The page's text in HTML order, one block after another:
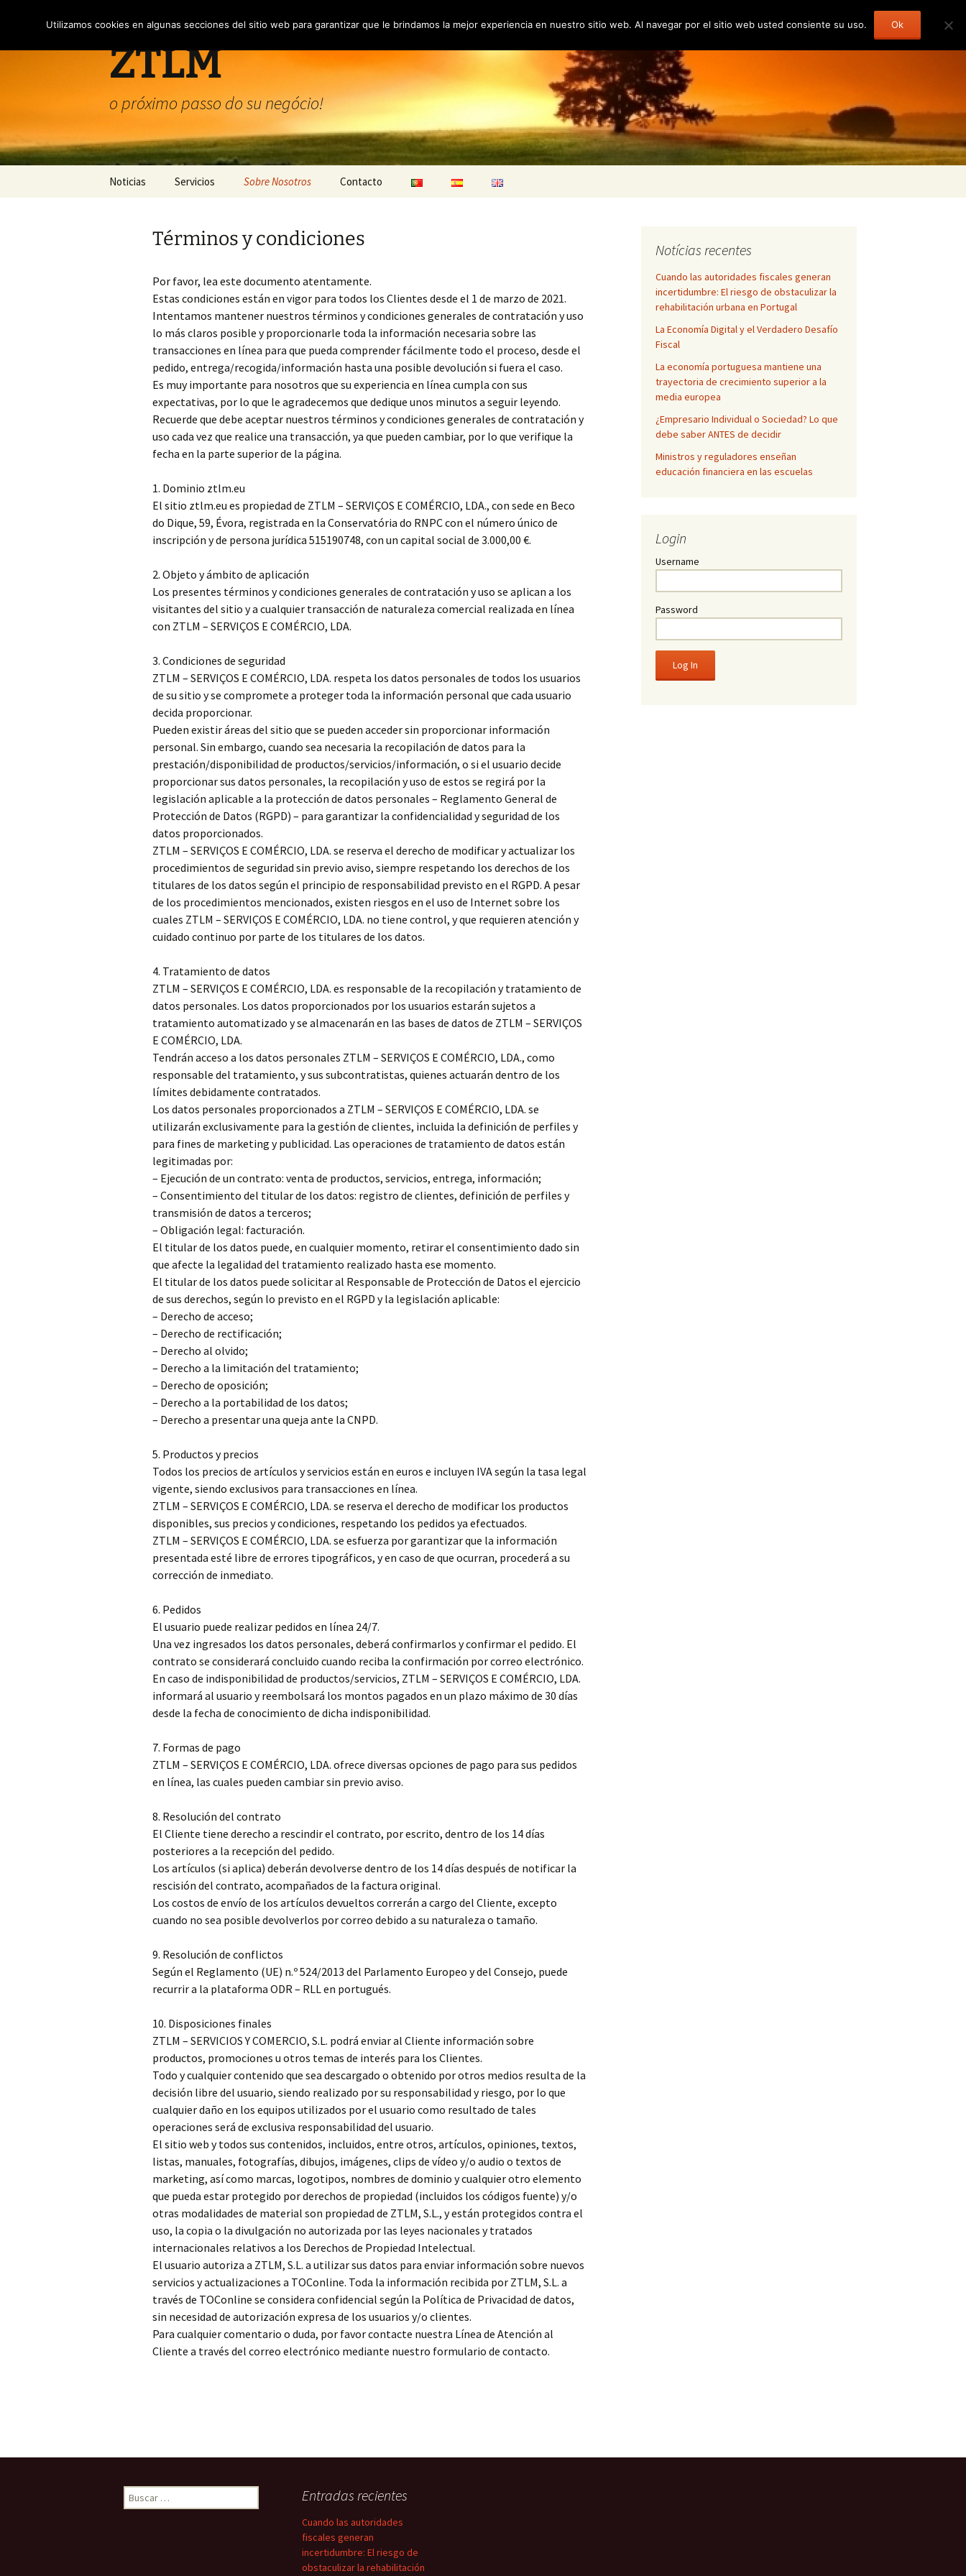
ZTLM
o próximo passo do su negócio!
Noticias Servicios Sobre Nosotros
Política de Privacidad
Uso de cookies
Contacto
Términos y condiciones
Por favor, lea este documento atentamente.
Estas condiciones están en vigor para todos los Clientes desde el 1 de marzo de 2021.
Intentamos mantener nuestros términos y condiciones generales de contratación y uso
lo más claros posible y proporcionarle toda la información necesaria sobre las
transacciones en línea para que pueda comprender fácilmente todo el proceso, desde el
pedido, entrega/recogida/información hasta una posible devolución si fuera el caso.
Es muy importante para nosotros que su experiencia en línea cumpla con sus
expectativas, por lo que le agradecemos que dedique unos minutos a seguir leyendo.
Recuerde que debe aceptar nuestros términos y condiciones generales de contratación y
uso cada vez que realice una transacción, ya que pueden cambiar, por lo que verifique la
fecha en la parte superior de la página.
1. Dominio ztlm.eu
El sitio ztlm.eu es propiedad de ZTLM – SERVIÇOS E COMÉRCIO, LDA., con sede en Beco
do Dique, 59, Évora, registrada en la Conservatória do RNPC con el número único de
inscripción y de persona jurídica 515190748, con un capital social de 3.000,00 €.
2. Objeto y ámbito de aplicación
Los presentes términos y condiciones generales de contratación y uso se aplican a los
visitantes del sitio y a cualquier transacción de naturaleza comercial realizada en línea
con ZTLM – SERVIÇOS E COMÉRCIO, LDA.
3. Condiciones de seguridad
ZTLM – SERVIÇOS E COMÉRCIO, LDA. respeta los datos personales de todos los usuarios
de su sitio y se compromete a proteger toda la información personal que cada usuario
decida proporcionar.
Pueden existir áreas del sitio que se pueden acceder sin proporcionar información
personal. Sin embargo, cuando sea necesaria la recopilación de datos para la
prestación/disponibilidad de productos/servicios/información, o si el usuario decide
proporcionar sus datos personales, la recopilación y uso de estos se regirá por la
legislación aplicable a la protección de datos personales – Reglamento General de
Protección de Datos (RGPD) – para garantizar la confidencialidad y seguridad de los
datos proporcionados.
ZTLM – SERVIÇOS E COMÉRCIO, LDA. se reserva el derecho de modificar y actualizar los
procedimientos de seguridad sin previo aviso, siempre respetando los derechos de los
titulares de los datos según el principio de responsabilidad previsto en el RGPD. A pesar
de los procedimientos mencionados, existen riesgos en el uso de Internet sobre los
cuales ZTLM – SERVIÇOS E COMÉRCIO, LDA. no tiene control, y que requieren atención y
cuidado continuo por parte de los titulares de los datos.
4. Tratamiento de datos
ZTLM – SERVIÇOS E COMÉRCIO, LDA. es responsable de la recopilación y tratamiento de
datos personales. Los datos proporcionados por los usuarios estarán sujetos a
tratamiento automatizado y se almacenarán en las bases de datos de ZTLM – SERVIÇOS
E COMÉRCIO, LDA.
Tendrán acceso a los datos personales ZTLM – SERVIÇOS E COMÉRCIO, LDA., como
responsable del tratamiento, y sus subcontratistas, quienes actuarán dentro de los
límites debidamente contratados.
Los datos personales proporcionados a ZTLM – SERVIÇOS E COMÉRCIO, LDA. se
utilizarán exclusivamente para la gestión de clientes, incluida la definición de perfiles y
para fines de marketing y publicidad. Las operaciones de tratamiento de datos están
legitimadas por:
– Ejecución de un contrato: venta de productos, servicios, entrega, información;
– Consentimiento del titular de los datos: registro de clientes, definición de perfiles y
transmisión de datos a terceros;
– Obligación legal: facturación.
El titular de los datos puede, en cualquier momento, retirar el consentimiento dado sin
que afecte la legalidad del tratamiento realizado hasta ese momento.
El titular de los datos puede solicitar al Responsable de Protección de Datos el ejercicio
de sus derechos, según lo previsto en el RGPD y la legislación aplicable:
– Derecho de acceso;
– Derecho de rectificación;
– Derecho al olvido;
– Derecho a la limitación del tratamiento;
– Derecho de oposición;
– Derecho a la portabilidad de los datos;
– Derecho a presentar una queja ante la CNPD.
5. Productos y precios
Todos los precios de artículos y servicios están en euros e incluyen IVA según la tasa legal
vigente, siendo exclusivos para transacciones en línea.
ZTLM – SERVIÇOS E COMÉRCIO, LDA. se reserva el derecho de modificar los productos
disponibles, sus precios y condiciones, respetando los pedidos ya efectuados.
ZTLM – SERVIÇOS E COMÉRCIO, LDA. se esfuerza por garantizar que la información
presentada esté libre de errores tipográficos, y en caso de que ocurran, procederá a su
corrección de inmediato.
6. Pedidos
El usuario puede realizar pedidos en línea 24/7.
Una vez ingresados los datos personales, deberá confirmarlos y confirmar el pedido. El
contrato se considerará concluido cuando reciba la confirmación por correo electrónico.
En caso de indisponibilidad de productos/servicios, ZTLM – SERVIÇOS E COMÉRCIO, LDA.
informará al usuario y reembolsará los montos pagados en un plazo máximo de 30 días
desde la fecha de conocimiento de dicha indisponibilidad.
7. Formas de pago
ZTLM – SERVIÇOS E COMÉRCIO, LDA. ofrece diversas opciones de pago para sus pedidos
en línea, las cuales pueden cambiar sin previo aviso.
8. Resolución del contrato
El Cliente tiene derecho a rescindir el contrato, por escrito, dentro de los 14 días
posteriores a la recepción del pedido.
Los artículos (si aplica) deberán devolverse dentro de los 14 días después de notificar la
rescisión del contrato, acompañados de la factura original.
Los costos de envío de los artículos devueltos correrán a cargo del Cliente, excepto
cuando no sea posible devolverlos por correo debido a su naturaleza o tamaño.
9. Resolución de conflictos
Según el Reglamento (UE) n.º 524/2013 del Parlamento Europeo y del Consejo, puede
recurrir a la plataforma ODR – RLL en portugués.
10. Disposiciones finales
ZTLM – SERVICIOS Y COMERCIO, S.L. podrá enviar al Cliente información sobre
productos, promociones u otros temas de interés para los Clientes.
Todo y cualquier contenido que sea descargado o obtenido por otros medios resulta de la
decisión libre del usuario, siendo realizado por su responsabilidad y riesgo, por lo que
cualquier daño en los equipos utilizados por el usuario como resultado de tales
operaciones será de exclusiva responsabilidad del usuario.
El sitio web y todos sus contenidos, incluidos, entre otros, artículos, opiniones, textos,
listas, manuales, fotografías, dibujos, imágenes, clips de vídeo y/o audio o textos de
marketing, así como marcas, logotipos, nombres de dominio y cualquier otro elemento
que pueda estar protegido por derechos de propiedad (incluidos los códigos fuente) y/o
otras modalidades de material son propiedad de ZTLM, S.L., y están protegidos contra el
uso, la copia o la divulgación no autorizada por las leyes nacionales y tratados
internacionales relativos a los Derechos de Propiedad Intelectual.
El usuario autoriza a ZTLM, S.L. a utilizar sus datos para enviar información sobre nuevos
servicios y actualizaciones a TOConline. Toda la información recibida por ZTLM, S.L. a
través de TOConline se considera confidencial según la Política de Privacidad de datos,
sin necesidad de autorización expresa de los usuarios y/o clientes.
Para cualquier comentario o duda, por favor contacte nuestra Línea de Atención al
Cliente a través del correo electrónico mediante nuestro formulario de contacto.
Notícias recentes
Cuando las autoridades fiscales generan
incertidumbre: El riesgo de obstaculizar la
rehabilitación urbana en Portugal
La Economía Digital y el Verdadero Desafío
Fiscal
La economía portuguesa mantiene una
trayectoria de crecimiento superior a la
media europea
¿Empresario Individual o Sociedad? Lo que
debe saber ANTES de decidir
Ministros y reguladores enseñan
educación financiera en las escuelas
Login
Username
Password
Buscar: Entradas recientes
Cuando las autoridades
fiscales generan
incertidumbre: El riesgo de
obstaculizar la rehabilitación
Utilizamos cookies en algunas secciones del sitio web para garantizar que le brindamos la mejor experiencia en nuestro sitio web. Al navegar por el sitio web usted consiente su uso. Ok